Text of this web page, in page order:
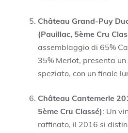
Château Grand-Puy
(Pauillac, 5ème Cru
assemblaggio di 65%
35% Merlot, presenta
speziato, con un finale
Château Cantemerle
5ème Cru Classé): Un
raffinato, il 2016 si